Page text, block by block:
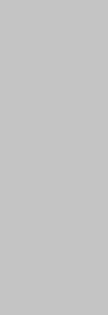
التي تهدف
الأمراض مما
بشكل عام
ونصائح
الوقاية من
كالحفاظ على
وممارسة